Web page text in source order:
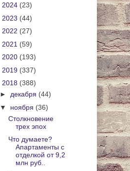
2024 (23)
2023 (44)
2022 (27)
2021 (59)
2020 (193)
2019 (337)
2018 (388)
► декабря (44)
▼ ноября (36)
Столкновение
трех эпох
Что думаете?
Апартаменты с
отделкой от 9,2
млн руб..